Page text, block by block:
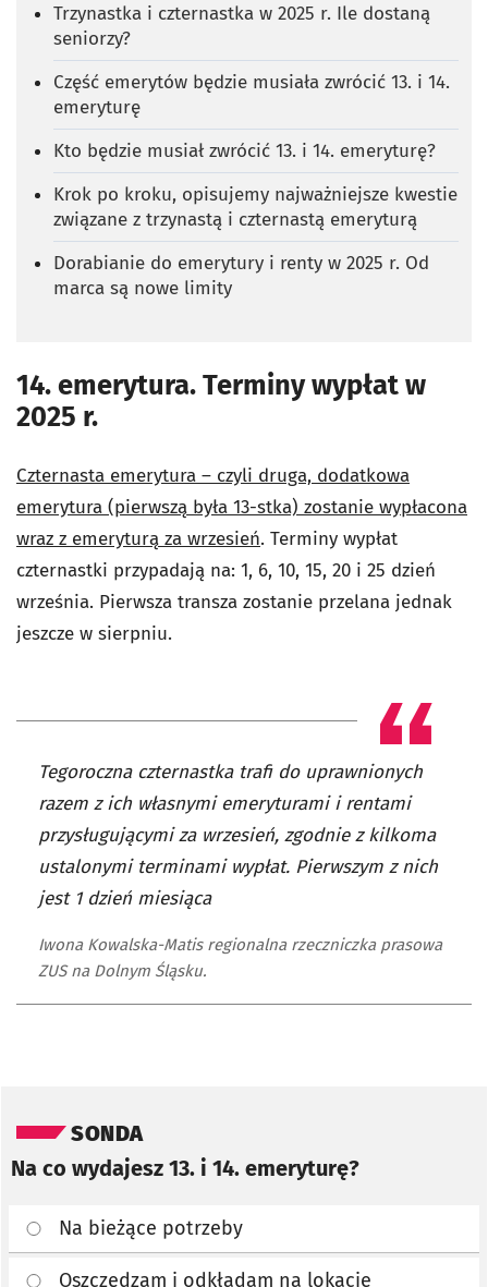
Trzynastka i czternastka w 2025 r. Ile dostaną
seniorzy?
Część emerytów będzie musiała zwrócić 13. i 14.
emeryturę
Kto będzie musiał zwrócić 13. i 14. emeryturę?
Krok po kroku, opisujemy najważniejsze kwestie
związane z trzynastą i czternastą emeryturą
Dorabianie do emerytury i renty w 2025 r. Od
marca są nowe limity
14. emerytura. Terminy wypłat w
2025 r.
Czternasta emerytura – czyli druga, dodatkowa
emerytura (pierwszą była 13-stka) zostanie wypłacona
wraz z emeryturą za wrzesień. Terminy wypłat
czternastki przypadają na: 1, 6, 10, 15, 20 i 25 dzień
września. Pierwsza transza zostanie przelana jednak
jeszcze w sierpniu.
Tegoroczna czternastka trafi do uprawnionych
razem z ich własnymi emeryturami i rentami
przysługującymi za wrzesień, zgodnie z kilkoma
ustalonymi terminami wypłat. Pierwszym z nich
jest 1 dzień miesiąca
Iwona Kowalska-Matis regionalna rzeczniczka prasowa
ZUS na Dolnym Śląsku.
SONDA
Na co wydajesz 13. i 14. emeryturę?
Na bieżące potrzeby
Oszczędzam i odkładam na lokacie